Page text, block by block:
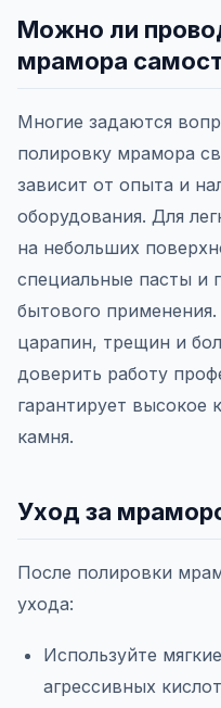
Можно ли
мрамора
Многие задаются
полировку мрамора
зависит от опыта и
оборудования. Для
на небольших
специальные пасты и
бытового
царапин, трещин и
доверить работу
гарантирует высокое
камня.
Уход за
После полировки
ухода:
Используйте
агрессивных